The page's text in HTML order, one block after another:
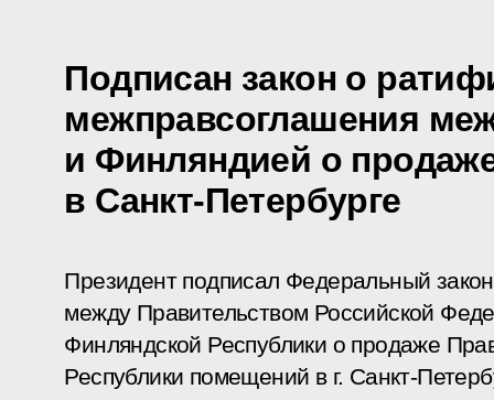
Подписан закон о
межправсоглашения
и Финляндией о
в Санкт-Петербурге
Президент подписал Федеральный
между Правительством Российской
Финляндской Республики о продаже
Республики помещений в г. Санкт-